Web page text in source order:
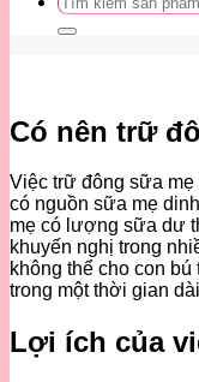
Có nên trữ
Việc trữ đông sữa mẹ
có nguồn sữa mẹ
mẹ có lượng sữa dư
khuyến nghị trong
không thể cho con
trong một thời gian
Lợi ích của